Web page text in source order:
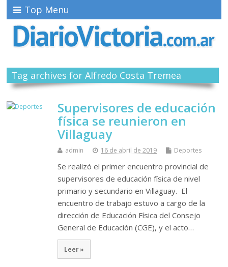
Top Menu
Tag archives for Alfredo Costa Tremea
Supervisores de educación
física se reunieron en
Villaguay
admin 16 de abril de 2019 Deportes
Se realizó el primer encuentro provincial de
supervisores de educación física de nivel
primario y secundario en Villaguay. El
encuentro de trabajo estuvo a cargo de la
dirección de Educación Física del Consejo
General de Educación (CGE), y el acto…
Leer »